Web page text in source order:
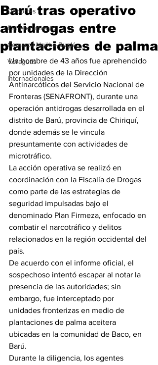
Deportes
Entretenimiento
Comarca Ngäbe-Buglé
Veraguas
Internacionales
Barú tras operativo
antidrogas entre
plantaciones de palma
Un hombre de 43 años fue aprehendido
por unidades de la Dirección
Antinarcóticos del Servicio Nacional de
Fronteras (SENAFRONT), durante una
operación antidrogas desarrollada en el
distrito de Barú, provincia de Chiriquí,
donde además se le vincula
presuntamente con actividades de
microtráfico.
La acción operativa se realizó en
coordinación con la Fiscalía de Drogas
como parte de las estrategias de
seguridad impulsadas bajo el
denominado Plan Firmeza, enfocado en
combatir el narcotráfico y delitos
relacionados en la región occidental del
país.
De acuerdo con el informe oficial, el
sospechoso intentó escapar al notar la
presencia de las autoridades; sin
embargo, fue interceptado por
unidades fronterizas en medio de
plantaciones de palma aceitera
ubicadas en la comunidad de Baco, en
Barú.
Durante la diligencia, los agentes